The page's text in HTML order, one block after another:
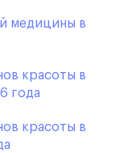
медицины в
красоты в
года
красоты в